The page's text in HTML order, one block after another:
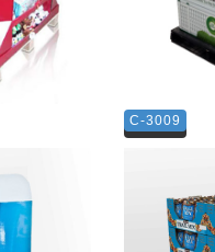
C-3009